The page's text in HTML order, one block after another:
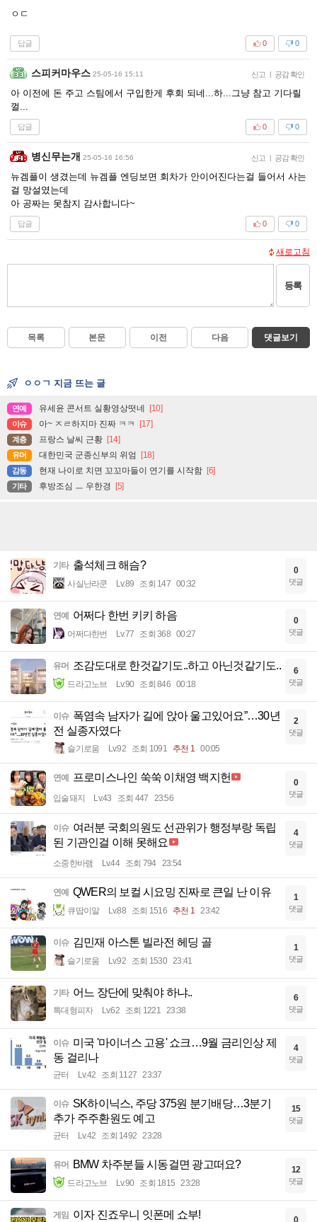
ㅇㄷ
답글 0
0
스피커마우스 25-05-16 15:11 신고 | 공감 확인
아 이전에 돈 주고 스팀에서 구입한게 후회 되네...하...그냥 참고 기다릴
껄...
답글 0
0
병신무는개 25-05-16 16:56 신고 | 공감 확인
뉴겜플이 생겼는데 뉴겜플 엔딩보면 회차가 안이어진다는걸 들어서 사는
걸 망설였는데
아 공짜는 못참지 감사합니다~
답글 0
0
새로고침
등록
목록 본문 이전 다음 댓글보기
ㅇㅇㄱ 지금 뜨는 글
연예 유세윤 콘서트 실황영상떳네 [10]
이슈 아~ ㅈㄹ하지마 진짜 ㅋㅋ [17]
계층 프랑스 날씨 근황 [14]
유머 대한민국 군종신부의 위엄 [18]
감동 현재 나이로 치면 꼬꼬마들이 연기를 시작함 [6]
기타 후방조심 ㅡ 우한경 [5]
기타 출석체크 해슴?
사실난라쿤 Lv.89 조회 147 00:32
0
댓글
연예 어쩌다 한번 키키 하음
어쩌다한번 Lv.77 조회 368 00:27
0
댓글
유머 조감도대로 한것같기도..하고 아닌것같기도..
드라고노브 Lv.90 조회 846 00:18
6
댓글
이슈 폭염속 남자가 길에 앉아 울고있어요”…30년
전 실종자였다
슬기로움 Lv.92 조회 1091 추천 1 00:05
2
댓글
연예 프로미스나인 쑥쑥 이채영 백지헌
입술돼지 Lv.43 조회 447 23:56
0
댓글
이슈 여러분 국회의원도 선관위가 행정부랑 독립
된 기관인걸 이해 못해요
소중한바램 Lv.44 조회 794 23:54
4
댓글
연예 QWER의 보컬 시요밍 진짜로 큰일 난 이유
큐땁이알 Lv.88 조회 1516 추천 1 23:42
1
댓글
이슈 김민재 아스톤 빌라전 헤딩 골
슬기로움 Lv.92 조회 1530 23:41
1
댓글
기타 어느 장단에 맞춰야 하냐..
특대형피자 Lv.62 조회 1221 23:38
6
댓글
이슈 미국 '마이너스 고용' 쇼크…9월 금리인상 제
동 걸리나
균터 Lv.42 조회 1127 23:37
4
댓글
이슈 SK하이닉스, 주당 375원 분기배당…3분기
추가 주주환원도 예고
균터 Lv.42 조회 1492 23:28
15
댓글
유머 BMW 차주분들 시동걸면 광고떠요?
드라고노브 Lv.90 조회 1815 23:28
12
댓글
게임 이자 진죠우니 잇폰메 쇼부! 0